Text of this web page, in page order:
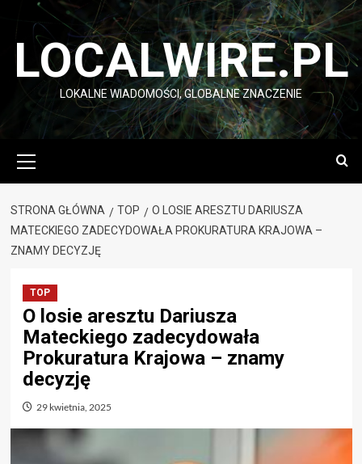
Przejdź
LOCALWIRE.PL
LOKALNE WIADOMOŚCI, GLOBALNE ZNACZENIE
główne
STRONA GŁÓWNA TOP
O LOSIE ARESZTU DARIUSZA
MATECKIEGO ZADECYDOWAŁA PROKURATURA KRAJOWA –
ZNAMY DECYZJĘ
TOP
O losie aresztu Dariusza
Mateckiego zadecydowała
Prokuratura Krajowa – znamy
decyzję
29 kwietnia, 2025